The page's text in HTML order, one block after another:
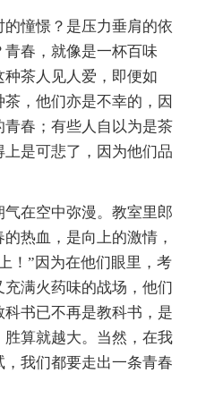
憧憬？是压力垂肩的依
春，就像是一杯百味
茶人见人爱，即便如
，他们亦是不幸的，因
春；有些人自以为是茶
是可悲了，因为他们品
在空中弥漫。教室里郎
热血，是向上的激情，
！”因为在他们眼里，考
满火药味的战场，他们
书已不再是教科书，是
算就越大。当然，在我
我们都要走出一条青春